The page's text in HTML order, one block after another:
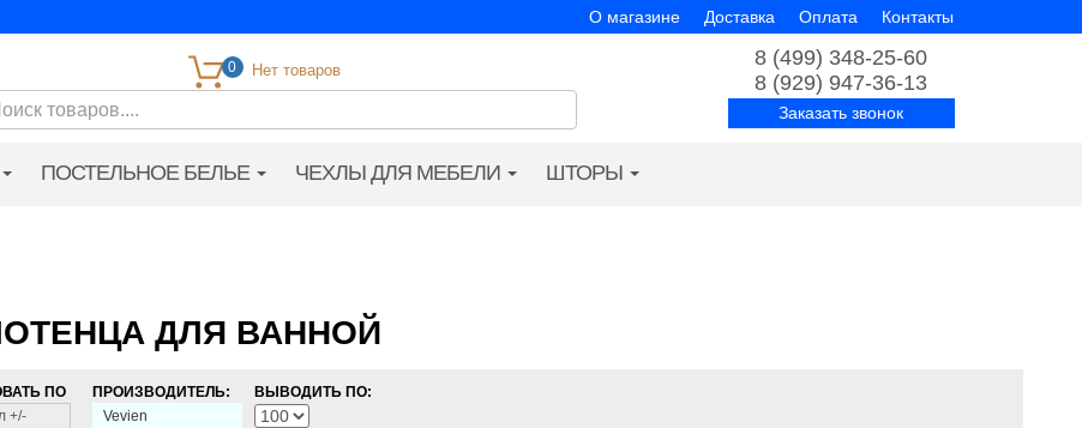
О магазине Доставка Оплата Контакты
0
8 (499) 348-25-60
8 (929) 947-36-13
Заказать звонок
ПОСТЕЛЬНОЕ БЕЛЬЕ ЧЕХЛЫ ДЛЯ МЕБЕЛИ ШТОРЫ
ДЛЯ ВАННОЙ
ПО
+/-
ПРОИЗВОДИТЕЛЬ:
Vevien
ВЫВОДИТЬ ПО: